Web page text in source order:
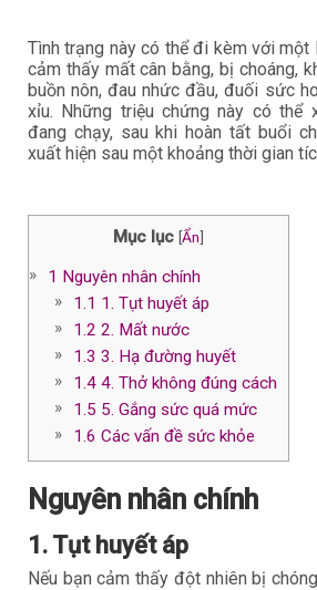
Tình trạng này có thể đi kèm với
cảm thấy mất cân bằng, bị choáng,
buồn nôn, đau nhức đầu, đuối sức
xỉu. Những triệu chứng này có thể
đang chạy, sau khi hoàn tất buổi
xuất hiện sau một khoảng thời gian
Mục lục [Ẩn]
1 Nguyên nhân chính
1.1 1. Tụt huyết áp
1.2 2. Mất nước
1.3 3. Hạ đường huyết
1.44. Thở không đúng cách
1.5 5. Gắng sức quá mức
1.6 Các vấn đề sức khỏe
Nguyên nhân chính
1. Tụt huyết áp
Nếu bạn cảm thấy đột nhiên bị